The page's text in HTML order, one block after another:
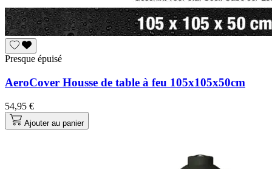
Presque épuisé
AeroCover Housse de table à feu 105x105x50cm
54,95 €
Ajouter au panier